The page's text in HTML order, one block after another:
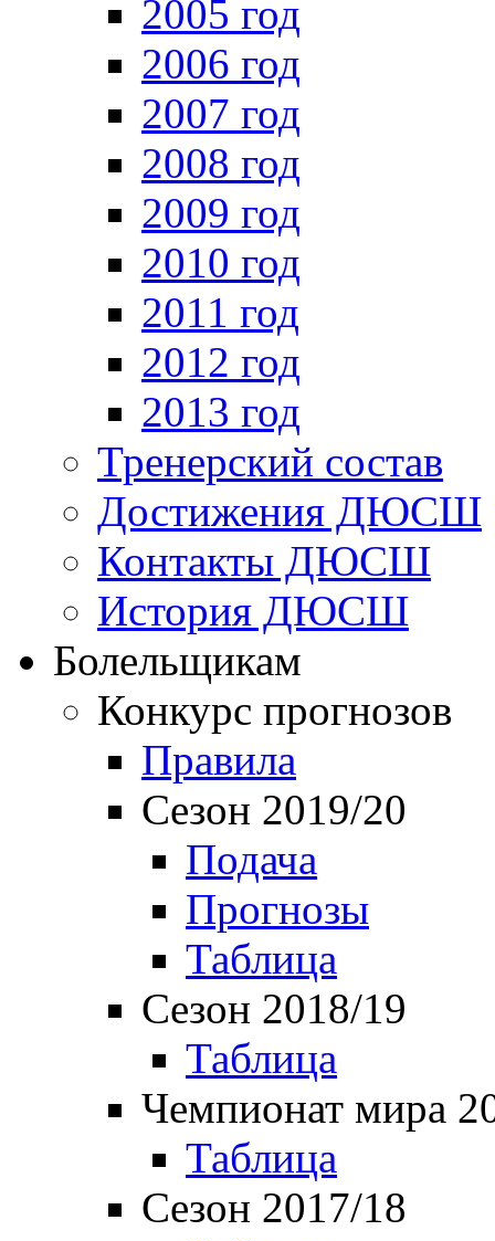
2005 год
2006 год
2007 год
2008 год
2009 год
2010 год
2011 год
2012 год
2013 год
Тренерский состав
Достижения ДЮСШ
Контакты ДЮСШ
История ДЮСШ
Болельщикам
Конкурс прогнозов
Правила
Сезон 2019/20
Подача
Прогнозы
Таблица
Сезон 2018/19
Таблица
Чемпионат мира
Таблица
Сезон 2017/18